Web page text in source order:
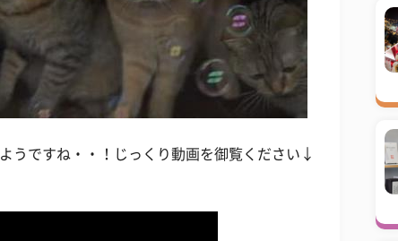
うですね・・！じっくり動画を御覧ください↓